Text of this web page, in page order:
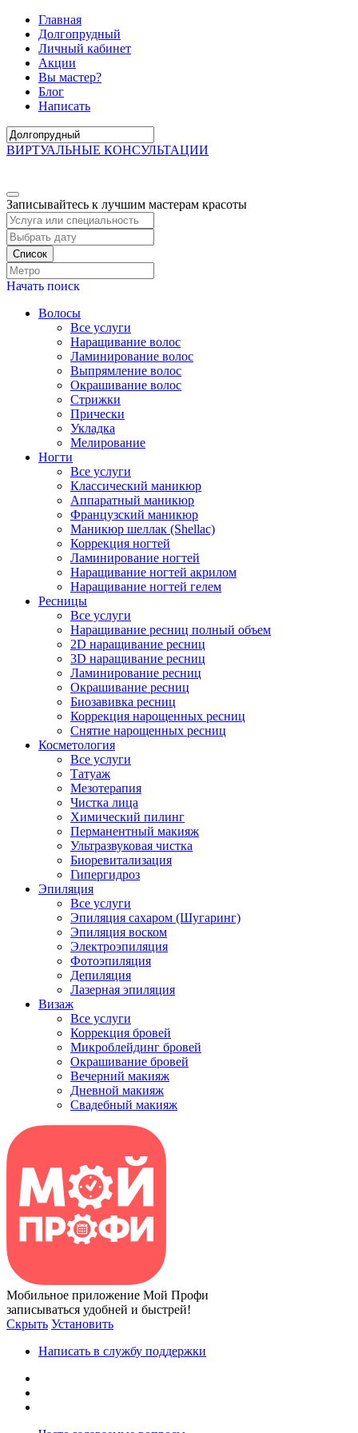
Главная
Долгопрудный
Личный кабинет
Акции
Вы мастер?
Блог
Написать
ВИРТУАЛЬНЫЕ КОНСУЛЬТАЦИИ
Записывайтесь к лучшим мастерам красоты
Список
Начать поиск
Волосы
Все услуги
Наращивание волос
Ламинирование волос
Выпрямление волос
Окрашивание волос
Стрижки
Прически
Укладка
Мелирование
Ногти
Все услуги
Классический маникюр
Аппаратный маникюр
Французский маникюр
Маникюр шеллак (Shellac)
Коррекция ногтей
Ламинирование ногтей
Наращивание ногтей акрилом
Наращивание ногтей гелем
Ресницы
Все услуги
Наращивание ресниц полный объем
2D наращивание ресниц
3D наращивание ресниц
Ламинирование ресниц
Окрашивание ресниц
Биозавивка ресниц
Коррекция нарощенных ресниц
Снятие нарощенных ресниц
Косметология
Все услуги
Татуаж
Мезотерапия
Чистка лица
Химический пилинг
Перманентный макияж
Ультразвуковая чистка
Биоревитализация
Гипергидроз
Эпиляция
Все услуги
Эпиляция сахаром (Шугаринг)
Эпиляция воском
Электроэпиляция
Фотоэпиляция
Депиляция
Лазерная эпиляция
Визаж
Все услуги
Коррекция бровей
Микроблейдинг бровей
Окрашивание бровей
Вечерний макияж
Дневной макияж
Свадебный макияж
Мобильное приложение Мой Профи
записываться удобней и быстрей!
Скрыть Установить
Написать в службу поддержки